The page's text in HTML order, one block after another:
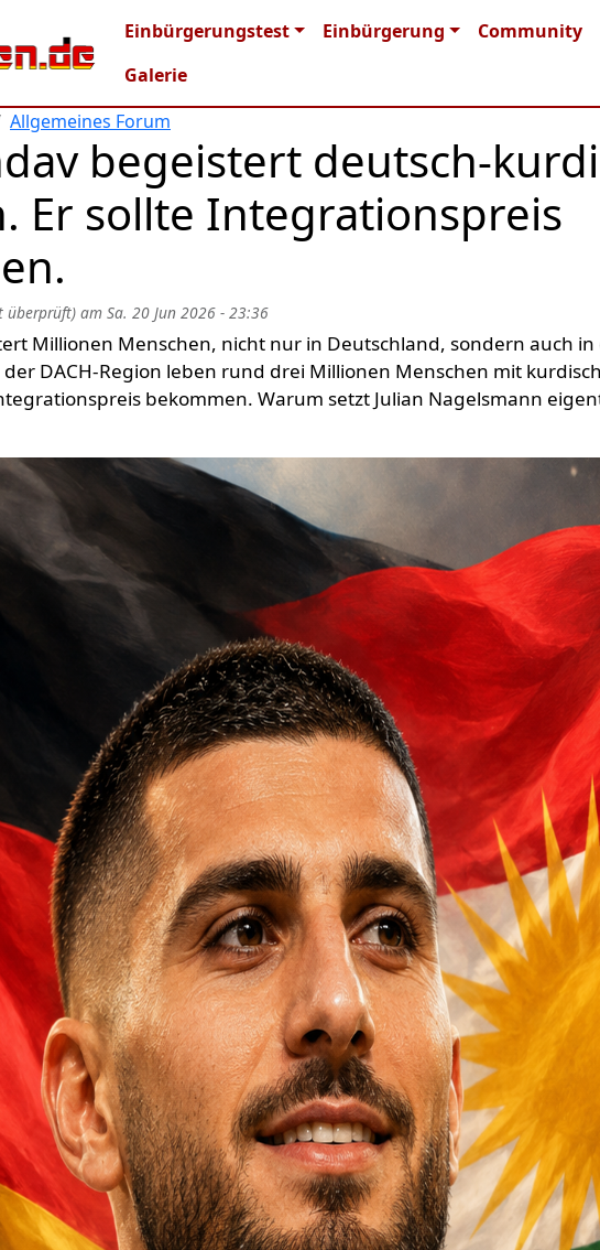
Main navigation
Einbürgerungstest Einbürgerung Community
Galerie
Allgemeines Forum
begeistert deutsch-
Er sollte Integrationspreis
überprüft) am Sa. 20 Jun 2026 - 23:36
Millionen Menschen, nicht nur in Deutschland, sondern auch in
DACH-Region leben rund drei Millionen Menschen mit
bekommen. Warum setzt Julian Nagelsmann